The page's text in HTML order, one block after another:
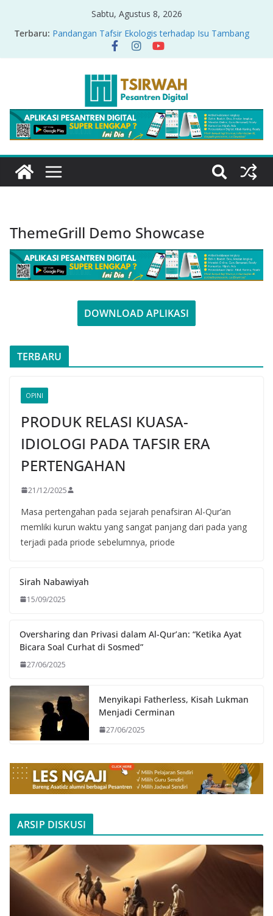
Sabtu, Agustus 8, 2026
Terbaru: Pandangan Tafsir Ekologis terhadap Isu Tambang
Nikel di Raja Ampat
PRODUK RELASI KUASA-IDIOLOGI PADA TAFSIR
Sirah Nabawiyah
Oversharing dan Privasi dalam Al-Qur’an: “Ketika
Ayat Bicara Soal Curhat di Sosmed”
Menyikapi Fatherless, Kisah Lukman Menjadi
Cerminan
ThemeGrill Demo Showcase
DOWNLOAD APLIKASI
TERBARU
OPINI
PRODUK RELASI KUASA-
IDIOLOGI PADA TAFSIR ERA
PERTENGAHAN
21/12/2025
Masa pertengahan pada sejarah penafsiran Al-Qur’an
memliki kurun waktu yang sangat panjang dari pada yang
terjadi pada priode sebelumnya, priode
Sirah Nabawiyah
15/09/2025
Oversharing dan Privasi dalam Al-Qur’an: “Ketika Ayat
Bicara Soal Curhat di Sosmed”
27/06/2025
Menyikapi Fatherless, Kisah Lukman
Menjadi Cerminan
27/06/2025
ARSIP DISKUSI